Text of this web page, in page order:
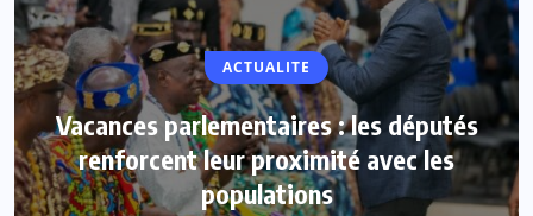
ACTUALITE
Vacances parlementaires : les députés
renforcent leur proximité avec les
populations